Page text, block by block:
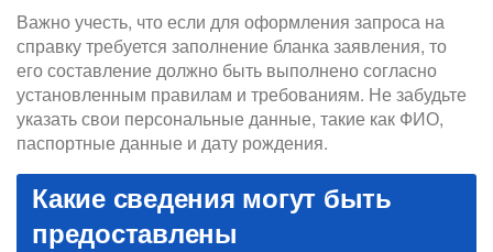
Важно учесть, что если для оформления запроса на
справку требуется заполнение бланка заявления, то
его составление должно быть выполнено согласно
установленным правилам и требованиям. Не забудьте
указать свои персональные данные, такие как ФИО,
паспортные данные и дату рождения.
Какие сведения могут быть
предоставлены